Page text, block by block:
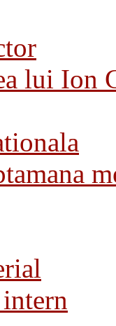
lui Ion